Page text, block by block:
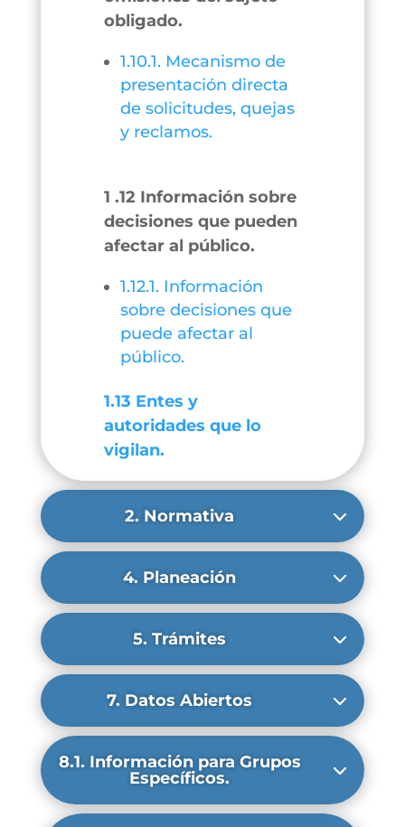
obligado.
1.10.1. Mecanismo de
presentación directa
de solicitudes, quejas
y reclamos.
1 .12 Información sobre
decisiones que pueden
afectar al público.
1.12.1. Información
sobre decisiones que
puede afectar al
público.
1.13 Entes y
autoridades que lo
vigilan.
2. Normativa
4. Planeación
5. Trámites
7. Datos Abiertos
8.1. Información para Grupos
Específicos.